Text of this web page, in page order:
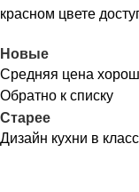
красном цвете
Новые
Средняя цена
Обратно к списку
Старее
Дизайн кухни в